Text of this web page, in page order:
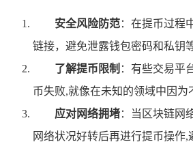
安全风险防范：在提币过程
链接，避免泄露钱包密码和私钥
了解提币限制 ：有些交易平
币失败,就像在未知的领域中因为
应对网络拥堵：当区块链网
网络状况好转后再进行提币操作,